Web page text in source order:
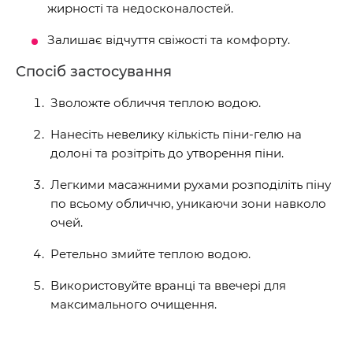
жирності та недосконалостей.
Залишає відчуття свіжості та комфорту.
Спосіб застосування
Зволожте обличчя теплою водою.
Нанесіть невелику кількість піни-гелю на
долоні та розітріть до утворення піни.
Легкими масажними рухами розподіліть піну
по всьому обличчю, уникаючи зони навколо
очей.
Ретельно змийте теплою водою.
Використовуйте вранці та ввечері для
максимального очищення.